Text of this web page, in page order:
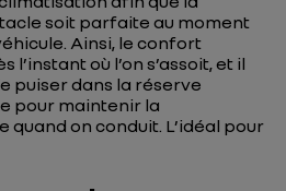
soit parfaite au moment
Ainsi, le confort
où l’on s’assoit, et il
puiser dans la réserve
pour maintenir la
on conduit. L’idéal pour